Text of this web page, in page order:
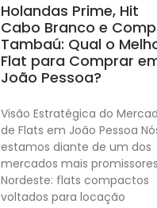
Holandas Prime, Hit
Cabo Branco e
Tambaú: Qual o
Flat para Comprar
João Pessoa?
Visão Estratégica do
de Flats em João Pessoa
estamos diante de um dos
mercados mais
Nordeste: flats compactos
voltados para locação